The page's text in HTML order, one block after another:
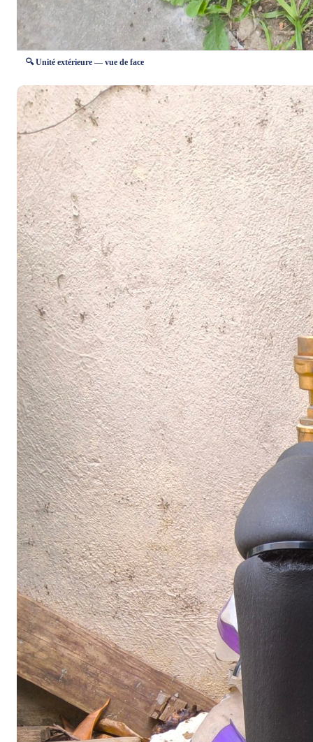
🔍 Unité extérieure — vue de face